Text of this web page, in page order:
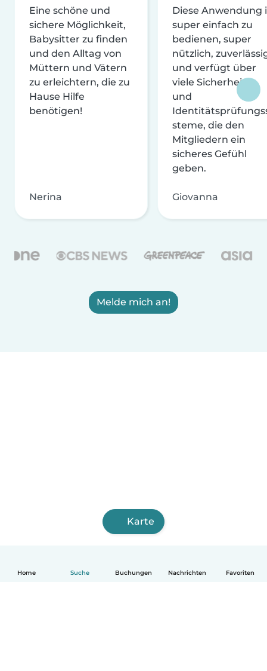
Home Suche Buchungen Nachrichten Favoriten
Eine schöne und
sichere Möglichkeit,
Babysitter zu finden
und den Alltag von
Müttern und Vätern
zu erleichtern, die zu
Hause Hilfe
benötigen!
Nerina
Diese Anwendung
super einfach zu
bedienen, super
nützlich,
und verfügt über
viele Sicherheits-
und
steme, die den
Mitgliedern ein
sicheres Gefühl
geben.
Giovanna
Melde mich an!
Karte